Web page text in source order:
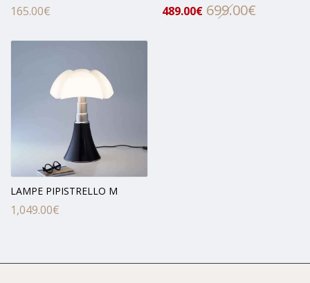
165.00€ 699.00€
489.00€
LAMPE PIPISTRELLO M
1,049.00€